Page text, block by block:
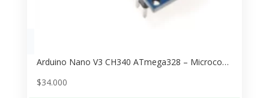
Arduino Nano V3 CH340 ATmega328 – Microcontrolador para Proyectos DIY
$34.000